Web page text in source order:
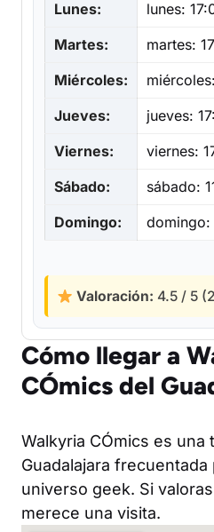
Lunes:
lunes:
Martes:
martes:
Miércoles:
Jueves:
jueves:
Viernes:
viernes:
Sábado:
sábado:
Domingo:
domingo:
Valoración: 4.5 / 5
Cómo llegar a
CÓmics del
Walkyria CÓmics es una
Guadalajara
universo geek. Si
merece una visita.